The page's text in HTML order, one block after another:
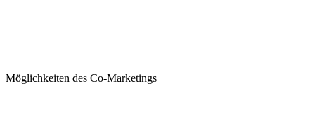
Möglichkeiten des Co-Marketings